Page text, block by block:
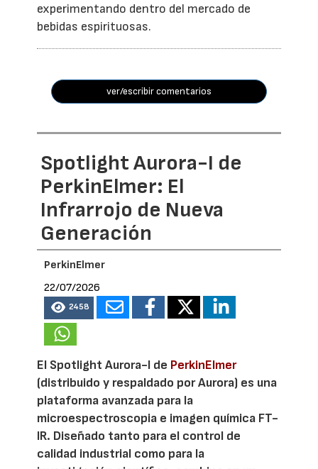
experimentando dentro del mercado de
bebidas espirituosas.
ver/escribir comentarios
Spotlight Aurora-I de
PerkinElmer: El
Infrarrojo de Nueva
Generación
PerkinElmer
22/07/2026
2458
El Spotlight Aurora-I de PerkinElmer
(distribuido y respaldado por Aurora) es una
plataforma avanzada para la
microespectroscopia e imagen química FT-
IR. Diseñado tanto para el control de
calidad industrial como para la